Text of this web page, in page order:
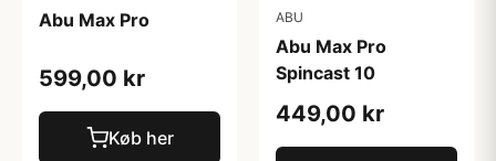
Abu Max Pro
599,00 kr
Køb her
ABU
Abu Max Pro
Spincast 10
449,00 kr